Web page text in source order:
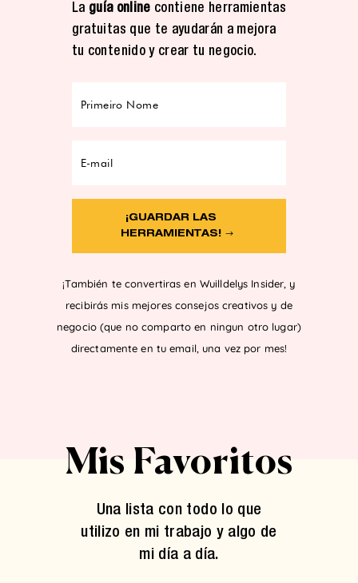
La guía online contiene herramientas
gratuitas que te ayudarán a mejora
tu contenido y crear tu negocio.
¡GUARDAR LAS
HERRAMIENTAS!
¡También te convertiras en Wuilldelys Insider, y
recibirás mis mejores consejos creativos y de
negocio (que no comparto en ningun otro lugar)
directamente en tu email, una vez por mes!
Mis Favoritos
Una lista con todo lo que
utilizo en mi trabajo y algo de
mi día a día.